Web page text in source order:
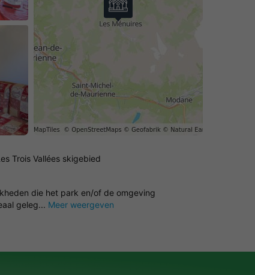
Trois Vallées skigebied
die het park en/of de omgeving
geleg... Meer weergeven